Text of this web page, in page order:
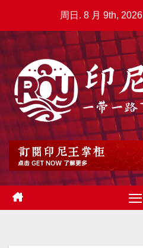
周日. 8 月 9th, 2026